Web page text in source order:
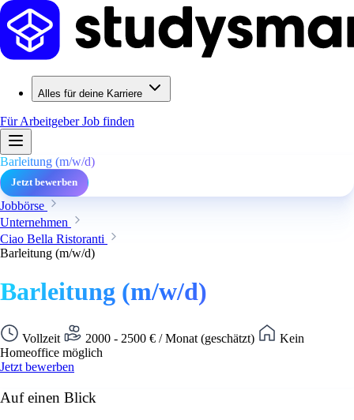
Alles für deine Karriere
Für ArbeitgeberJob finden
Barleitung (m/w/d)
Jetzt bewerben
Jobbörse
Unternehmen
Ciao Bella Ristoranti
Barleitung (m/w/d)
Barleitung (m/w/d)
Vollzeit 2000 - 2500 € / Monat (geschätzt)
Kein
Homeoffice möglich
Jetzt bewerben
Auf einen Blick